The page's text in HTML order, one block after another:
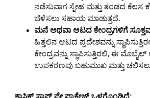
ನಡೆಸುವಾಗ ಸ್ನೇಹ ಮತ್ತು ತಂಡದ ಕೆಲಸ
ಬೆಳೆಸಲು ಸಹಾಯ ಮಾಡುತ್ತದೆ.
ಮನೆ ಅಥವಾ ಆಟದ ಕೇಂದ್ರಗಳಿಗೆ
ಹಿತ್ತಲಿನ ಆಟದ ಪ್ರದೇಶವನ್ನು
ಕೇಂದ್ರವನ್ನು ಸ್ಥಾಪಿಸುತ್ತಿರಲಿ, ಈ
ಉಪಕರಣವು ಬಹುಮುಖ ಮತ್ತು
ಕ್ಲಾಸಿಕ್ ಸಾಫ್ಟ್ ಪ್ಲೇ ಪ್ಯಾಕೇಜ್ ಒಳಗೊಂಡಿದೆ: